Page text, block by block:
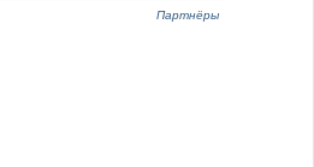
Партнёры